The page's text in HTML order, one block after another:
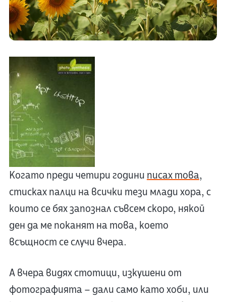
Когато преди четири години писах това,
стисках палци нa всички тези млади хора, с
които се бях запознал съвсем скоро, някой
ден да ме поканят на това, което
всъщност се случи вчера.
А вчера видях стотици, изкушени от
фотографията – дали само като хоби, или